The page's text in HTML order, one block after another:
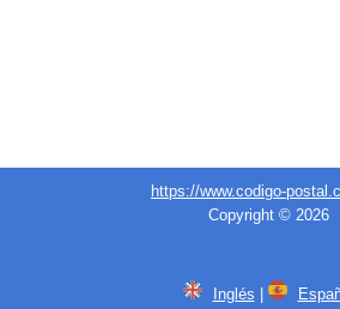
https://www.codigo-
Copyright © 2026
Inglés |